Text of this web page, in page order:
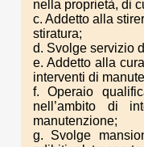
nella proprietà, di
c. Addetto alla
stiratura;
d. Svolge servizio
e. Addetto alla
interventi di
f. Operaio
nell’ambito di
manutenzione;
g. Svolge